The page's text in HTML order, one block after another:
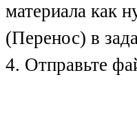
материала как
(Перенос) в
4. Отправьте